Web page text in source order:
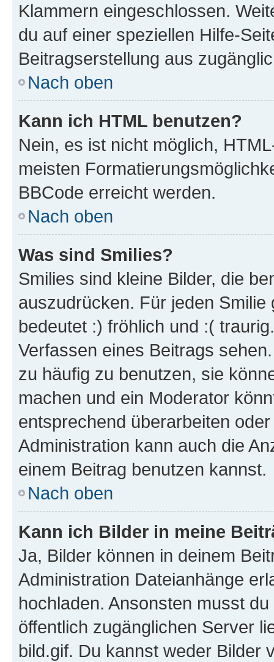
Klammern eingeschlossen.
du auf einer speziellen Hilfe-
Beitragserstellung aus
Nach oben
Kann ich HTML benutzen?
Nein, es ist nicht möglich,
meisten
BBCode erreicht werden.
Nach oben
Was sind Smilies?
Smilies sind kleine Bilder, die
auszudrücken. Für jeden
bedeutet :) fröhlich und :(
Verfassen eines Beitrags
zu häufig zu benutzen, sie
machen und ein Moderator
entsprechend überarbeiten
Administration kann auch die
einem Beitrag benutzen kannst.
Nach oben
Kann ich Bilder in meine
Ja, Bilder können in deinem
Administration Dateianhänge
hochladen. Ansonsten musst
öffentlich zugänglichen Server
bild.gif. Du kannst weder Bilder